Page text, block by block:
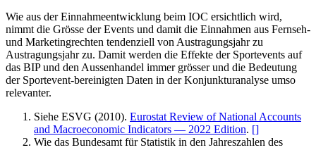
Wie aus der Einnahmeentwicklung beim IOC ersichtlich wird,
nimmt die Grösse der Events und damit die Einnahmen aus Fernseh‑
und Marketingrechten tendenziell von Austragungsjahr zu
Austragungsjahr zu. Damit werden die Effekte der Sportevents auf
das BIP und den Aussenhandel immer grösser und die Bedeutung
der Sportevent-bereinigten Daten in der Konjunkturanalyse umso
relevanter.
Siehe ESVG (2010). Eurostat Review of National Accounts
and Macroeconomic Indicators — 2022 Edition. []
Wie das Bundesamt für Statistik in den Jahreszahlen des